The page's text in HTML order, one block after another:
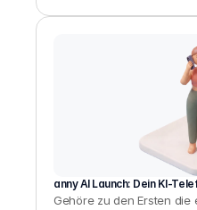
anny AI Launch: Dein KI-
Gehöre zu den Ersten